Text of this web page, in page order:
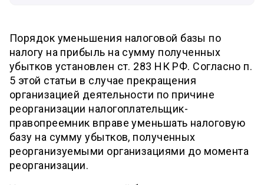
Порядок уменьшения налоговой базы по
налогу на прибыль на сумму полученных
убытков установлен ст. 283 НК РФ. Согласно п.
5 этой статьи в случае прекращения
организацией деятельности по причине
реорганизации налогоплательщик-
правопреемник вправе уменьшать налоговую
базу на сумму убытков, полученных
реорганизуемыми организациями до момента
реорганизации.